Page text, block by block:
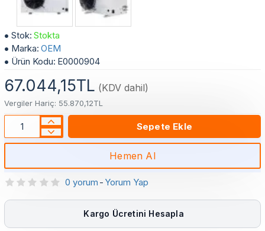
Stok: Stokta
Marka: OEM
Ürün Kodu: E0000904
0 yorum - Yorum Yap
67.044,15TL (KDV dahil)
Vergiler Hariç: 55.870,12TL
Sepete Ekle
Hemen Al
Kargo Ücretini Hesapla